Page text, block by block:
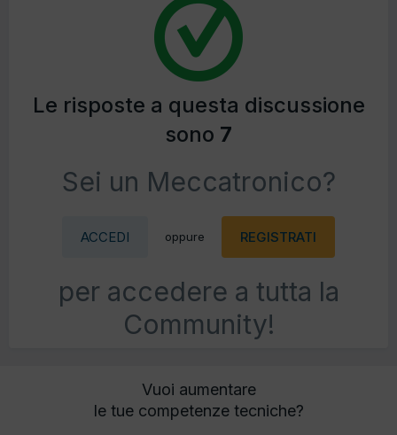
Le risposte a questa discussione
sono 7
Sei un Meccatronico?
ACCEDI oppure REGISTRATI
per accedere a tutta la
Community!
Vuoi aumentare
le tue competenze tecniche?